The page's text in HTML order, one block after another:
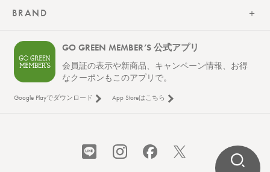
BRAND
GO GREEN MEMBER’S 公式アプリ
会員証の表示や新商品、キャンペーン情報、お得
なクーポンもこのアプリで。
Google Playでダウンロード App Storeはこちら